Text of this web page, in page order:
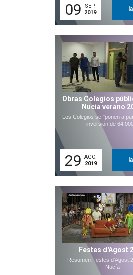
09
SEP.
2019
Obras Colegios
Nucía verano
Los Colegios se "ponen a
inversión de
29 AGO.
2019
Festes d'Agost
Resumen Festes d'Agost
Nucía